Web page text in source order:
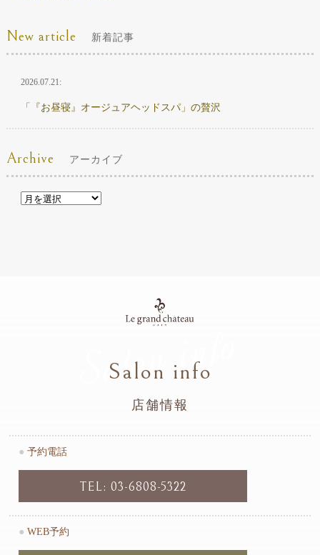
New article 新着記事
2026.07.21:
「『お昼寝』オージュアヘッドスパ」の贅沢
Archive アーカイブ
Salon info
Salon info
店舗情報
● 予約電話
TEL: 03-6808-5322
● WEB予約